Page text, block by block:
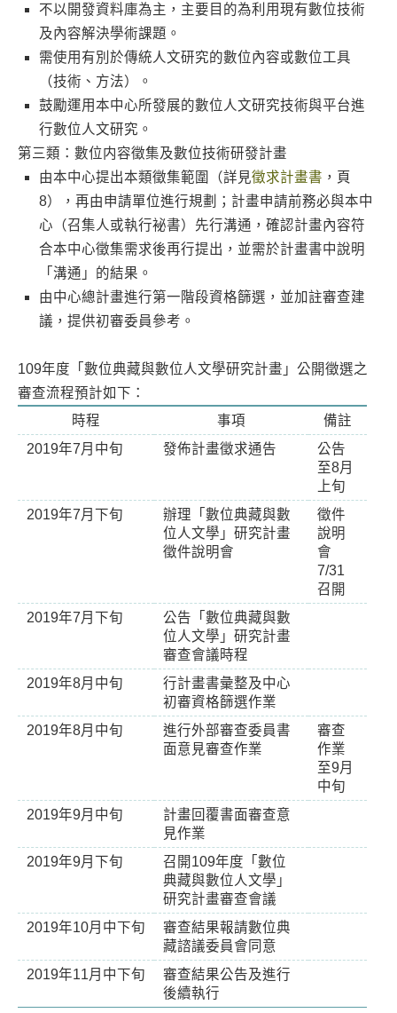
不以開發資料庫為主，主要目的為利用現有數位技術
及內容解決學術課題。
需使用有別於傳統人文研究的數位內容或數位工具
（技術、方法）。
鼓勵運用本中心所發展的數位人文研究技術與平台進
行數位人文研究。
第三類：數位内容徵集及數位技術研發計畫
由本中心提出本類徵集範圍（詳見徵求計畫書 ，頁
8），再由申請單位進行規劃；計畫申請前務必與本中
心（召集人或執行袐書）先行溝通，確認計畫內容符
合本中心徵集需求後再行提出，並需於計畫書中說明
「溝通」的結果。
由中心總計畫進行第一階段資格篩選，並加註審查建
議，提供初審委員參考。
109年度「數位典藏與數位人文學研究計畫」公開徵選之
審查流程預計如下：
時程
事項
備註
2019年7月中旬
發佈計畫徵求通告
公告
至8月
上旬
2019年7月下旬
辦理「數位典藏與數
位人文學」研究計畫
徵件說明會
徵件
說明
會
7/31
召開
2019年7月下旬
公告「數位典藏與數
位人文學」研究計畫
審查會議時程
2019年8月中旬
行計畫書彙整及中心
初審資格篩選作業
2019年8月中旬
進行外部審查委員書
面意見審查作業
審查
作業
至9月
中旬
2019年9月中旬
計畫回覆書面審查意
見作業
2019年9月下旬
召開109年度「數位
典藏與數位人文學」
研究計畫審查會議
2019年10月中下旬
審查結果報請數位典
藏諮議委員會同意
2019年11月中下旬
審查結果公告及進行
後續執行